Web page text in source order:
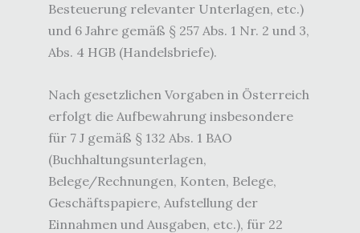
Besteuerung relevanter Unterlagen, etc.)
und 6 Jahre gemäß § 257 Abs. 1 Nr. 2 und 3,
Abs. 4 HGB (Handelsbriefe).
Nach gesetzlichen Vorgaben in Österreich
erfolgt die Aufbewahrung insbesondere
für 7 J gemäß § 132 Abs. 1 BAO
(Buchhaltungsunterlagen,
Belege/Rechnungen, Konten, Belege,
Geschäftspapiere, Aufstellung der
Einnahmen und Ausgaben, etc.), für 22